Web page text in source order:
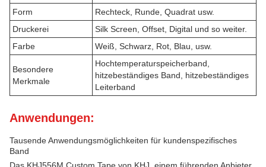
Form
Rechteck, Runde, Quadrat usw.
Druckerei
Silk Screen, Offset, Digital und so weiter.
Farbe
Weiß, Schwarz, Rot, Blau, usw.
Besondere
Merkmale
Hochtemperaturspeicherband,
hitzebeständiges Band, hitzebeständiges
Leiterband
Anwendungen:
Tausende Anwendungsmöglichkeiten für kundenspezifisches
Band